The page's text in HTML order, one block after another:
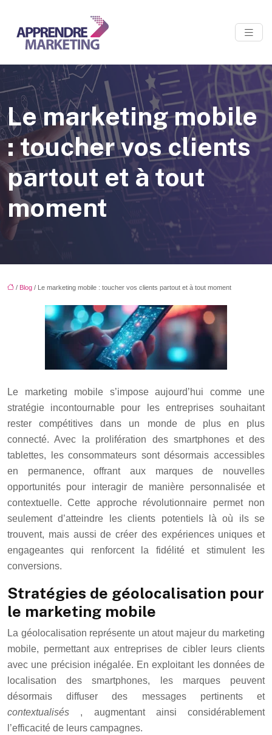
Le marketing mobile
: toucher vos clients
partout et à tout
moment
/ Blog / Le marketing mobile : toucher vos clients partout et à tout moment
Le marketing mobile s’impose aujourd’hui comme une
stratégie incontournable pour les entreprises souhaitant
rester compétitives dans un monde de plus en plus
connecté. Avec la prolifération des smartphones et des
tablettes, les consommateurs sont désormais accessibles
en permanence, offrant aux marques de nouvelles
opportunités pour interagir de manière personnalisée et
contextuelle. Cette approche révolutionnaire permet non
seulement d’atteindre les clients potentiels là où ils se
trouvent, mais aussi de créer des expériences uniques et
engageantes qui renforcent la fidélité et stimulent les
conversions.
Stratégies de géolocalisation pour
le marketing mobile
La géolocalisation représente un atout majeur du marketing
mobile, permettant aux entreprises de cibler leurs clients
avec une précision inégalée. En exploitant les données de
localisation des smartphones, les marques peuvent
désormais diffuser des messages pertinents et
contextualisés , augmentant ainsi considérablement
l’efficacité de leurs campagnes.